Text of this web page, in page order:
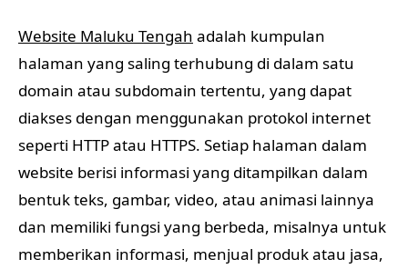
Website Maluku Tengah adalah kumpulan
halaman yang saling terhubung di dalam satu
domain atau subdomain tertentu, yang dapat
diakses dengan menggunakan protokol internet
seperti HTTP atau HTTPS. Setiap halaman dalam
website berisi informasi yang ditampilkan dalam
bentuk teks, gambar, video, atau animasi lainnya
dan memiliki fungsi yang berbeda, misalnya untuk
memberikan informasi, menjual produk atau jasa,